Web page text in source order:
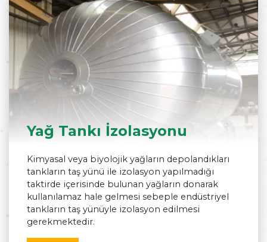
Yağ Tankı İzolasyonu
Kimyasal veya biyolojik yağların depolandıkları
tankların taş yünü ile izolasyon yapılmadığı
taktirde içerisinde bulunan yağların donarak
kullanılamaz hale gelmesi sebeple endüstriyel
tankların taş yünüyle izolasyon edilmesi
gerekmektedir.